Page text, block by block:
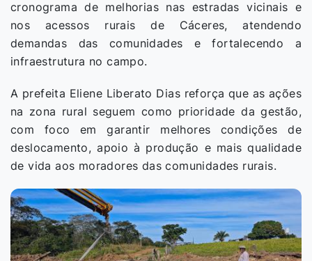
cronograma de melhorias nas estradas vicinais e
nos acessos rurais de Cáceres, atendendo
demandas das comunidades e fortalecendo a
infraestrutura no campo.
A prefeita Eliene Liberato Dias reforça que as ações
na zona rural seguem como prioridade da gestão,
com foco em garantir melhores condições de
deslocamento, apoio à produção e mais qualidade
de vida aos moradores das comunidades rurais.